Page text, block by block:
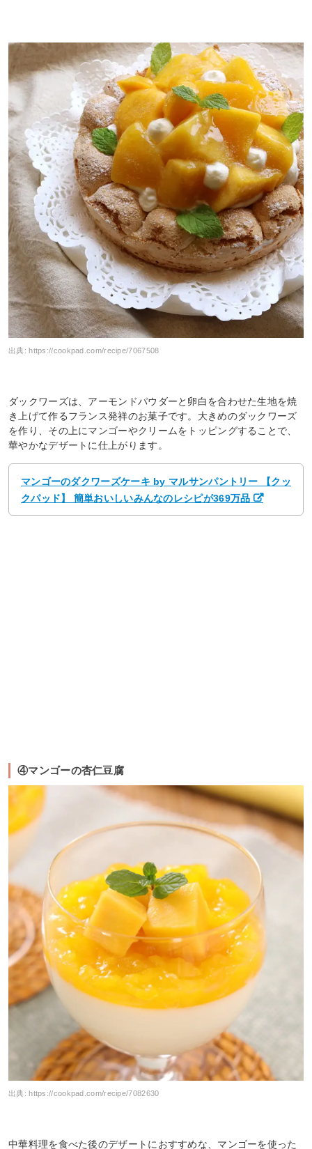
出典:https://cookpad.com/recipe/7067508
ダックワーズは、アーモンドパウダーと卵白を合わせた生地を焼
き上げて作るフランス発祥のお菓子です。大きめのダックワーズ
を作り、その上にマンゴーやクリームをトッピングすることで、
華やかなデザートに仕上がります。
マンゴーのダクワーズケーキ by マルサンパントリー 【クッ
クパッド】 簡単おいしいみんなのレシピが369万品
④マンゴーの杏仁豆腐
出典: https://cookpad.com/recipe/7082630
中華料理を食べた後のデザートにおすすめな、マンゴーを使った